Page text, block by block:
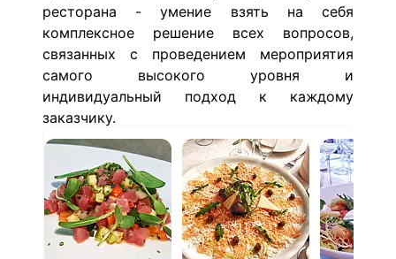
ресторана - умение взять на себя
комплексное решение всех вопросов,
связанных с проведением мероприятия
самого высокого уровня и
индивидуальный подход к каждому
заказчику.